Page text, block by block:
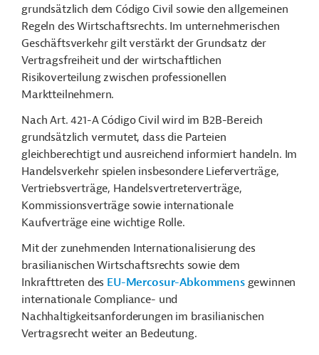
grundsätzlich dem Código Civil sowie den allgemeinen
Regeln des Wirtschaftsrechts. Im unternehmerischen
Geschäftsverkehr gilt verstärkt der Grundsatz der
Vertragsfreiheit und der wirtschaftlichen
Risikoverteilung zwischen professionellen
Marktteilnehmern.
Nach Art. 421-A Código Civil wird im B2B-Bereich
grundsätzlich vermutet, dass die Parteien
gleichberechtigt und ausreichend informiert handeln. Im
Handelsverkehr spielen insbesondere Lieferverträge,
Vertriebsverträge, Handelsvertreterverträge,
Kommissionsverträge sowie internationale
Kaufverträge eine wichtige Rolle.
Mit der zunehmenden Internationalisierung des
brasilianischen Wirtschaftsrechts sowie dem
Inkrafttreten des EU-Mercosur-Abkommensgewinnen
internationale Compliance- und
Nachhaltigkeitsanforderungen im brasilianischen
Vertragsrecht weiter an Bedeutung.